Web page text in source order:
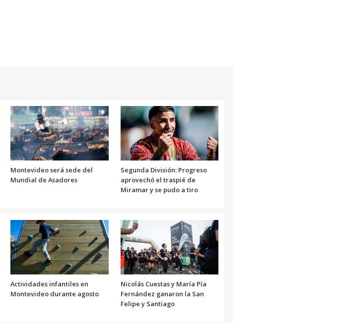
Montevideo será sede del
Mundial de Asadores
Segunda División: Progreso
aprovechó el traspié de
Miramar y se pudo a tiro
Actividades infantiles en
Montevideo durante agosto
Nicolás Cuestas y María Pía
Fernández ganaron la San
Felipe y Santiago